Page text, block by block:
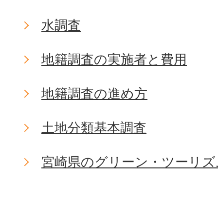
水調査
地籍調査の実施者と費用
地籍調査の進め方
土地分類基本調査
宮崎県のグリーン・ツーリ